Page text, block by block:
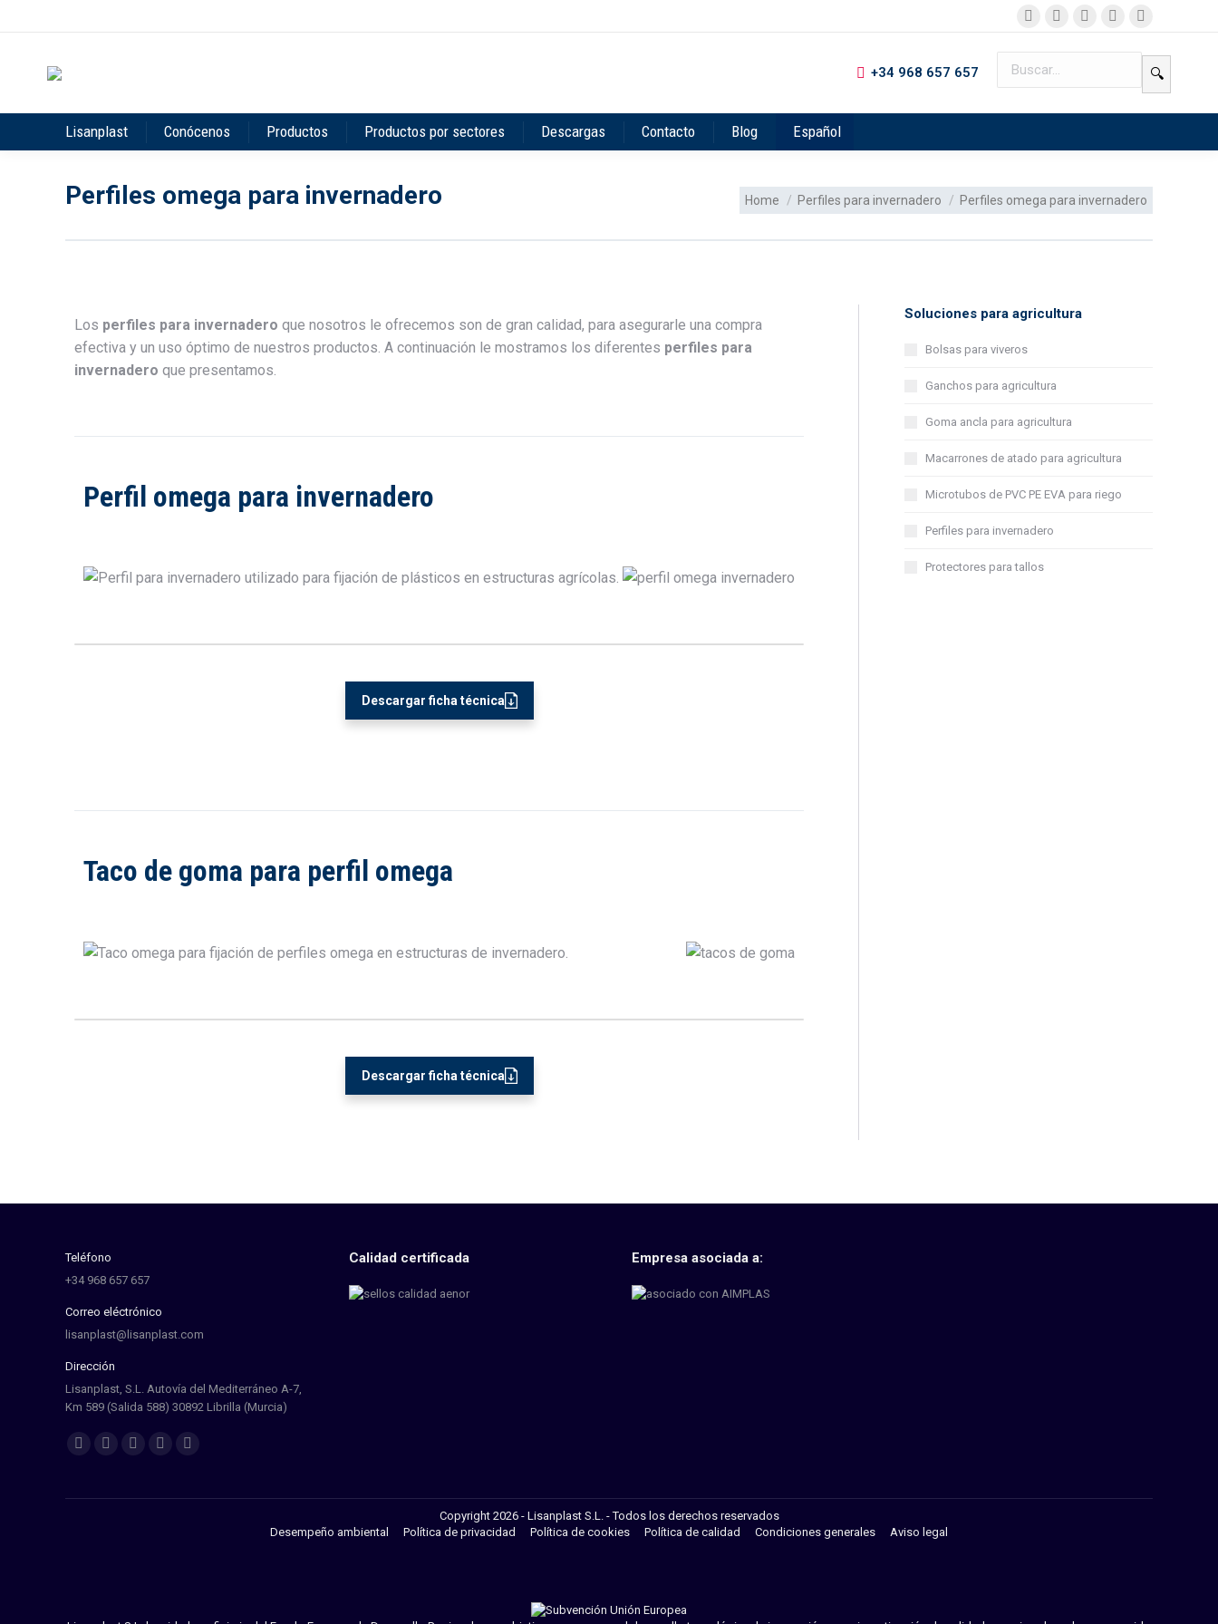
+34 968 657 657 🔍
Lisanplast Conócenos Productos Productos por sectores Descargas Contacto Blog Español
Perfiles omega para invernadero You are here:
Home Perfiles para invernadero Perfiles omega para invernadero
Los perfiles para invernadero que nosotros le ofrecemos son de gran calidad, para asegurarle una compra
efectiva y un uso óptimo de nuestros productos. A continuación le mostramos los diferentes perfiles para
invernadero que presentamos.
Perfil omega para invernadero
Descargar ficha técnica
Taco de goma para perfil omega
Descargar ficha técnica
Soluciones para agricultura
Bolsas para viveros
Ganchos para agricultura
Goma ancla para agricultura
Macarrones de atado para agricultura
Microtubos de PVC PE EVA para riego
Perfiles para invernadero
Protectores para tallos
Teléfono
+34 968 657 657
Correo eléctrónico
lisanplast@lisanplast.com
Dirección
Lisanplast, S.L. Autovía del Mediterráneo A-7,
Km 589 (Salida 588) 30892 Librilla (Murcia)
Find us on:
Calidad certificada Empresa asociada a:
Copyright 2026 - Lisanplast S.L. - Todos los derechos reservados
Desempeño ambiental
Política de privacidad Política de cookies Política de calidad Condiciones generales Aviso legal